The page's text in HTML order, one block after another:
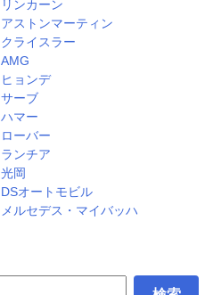
リンカーン
アストンマーティン
クライスラー
AMG
ヒョンデ
サーブ
ハマー
ローバー
ランチア
光岡
DSオートモビル
メルセデス・マイバッハ